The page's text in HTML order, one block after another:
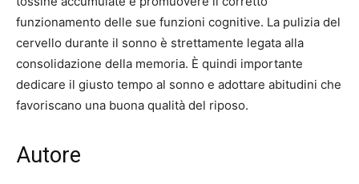
funzionamento delle sue funzioni cognitive. La pulizia del
cervello durante il sonno è strettamente legata alla
consolidazione della memoria. È quindi importante
dedicare il giusto tempo al sonno e adottare abitudini che
favoriscano una buona qualità del riposo.
Autore